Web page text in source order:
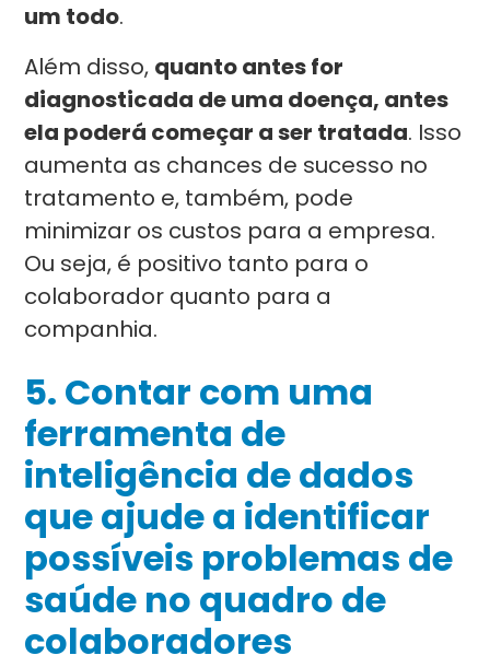
um todo.
Além disso, quanto antes for
diagnosticada de uma doença, antes
ela poderá começar a ser tratada. Isso
aumenta as chances de sucesso no
tratamento e, também, pode
minimizar os custos para a empresa.
Ou seja, é positivo tanto para o
colaborador quanto para a
companhia.
5. Contar com uma
ferramenta de
inteligência de dados
que ajude a identificar
possíveis problemas de
saúde no quadro de
colaboradores